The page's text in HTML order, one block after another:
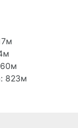
823м